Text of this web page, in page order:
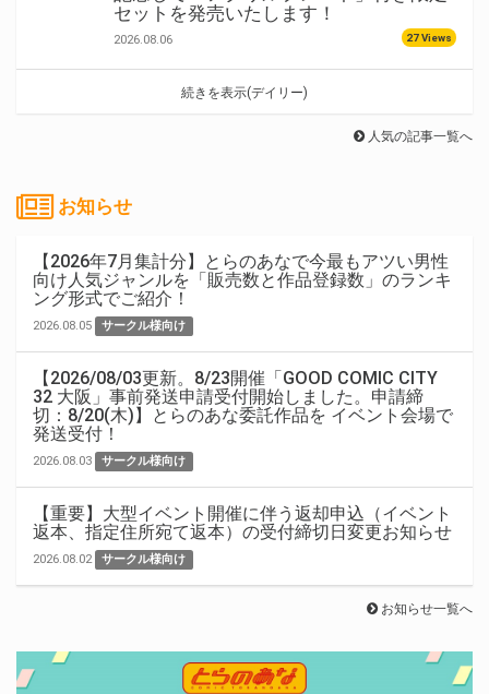
セットを発売いたします！
2026.08.06 27 Views
続きを表示(デイリー)
人気の記事一覧へ
お知らせ
【2026年7月集計分】とらのあなで今最もアツい男性
向け人気ジャンルを「販売数と作品登録数」のランキ
ング形式でご紹介！
2026.08.05 サークル様向け
【2026/08/03更新。8/23開催「GOOD COMIC CITY
32 大阪」事前発送申請受付開始しました。申請締
切：8/20(木)】とらのあな委託作品を イベント会場で
発送受付！
2026.08.03 サークル様向け
【重要】大型イベント開催に伴う返却申込（イベント
返本、指定住所宛て返本）の受付締切日変更お知らせ
2026.08.02 サークル様向け
お知らせ一覧へ